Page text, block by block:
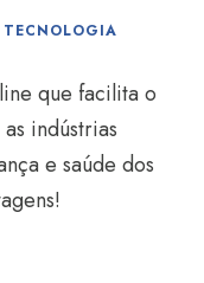
TECNOLOGIA
que facilita o
indústrias
e saúde dos